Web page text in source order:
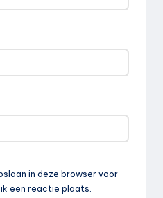
in deze browser voor
een reactie plaats.